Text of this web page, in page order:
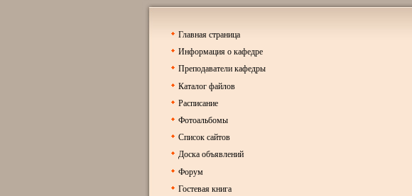
Главная страница
Информация о кафедре
Преподаватели кафедры
Каталог файлов
Расписание
Фотоальбомы
Список сайтов
Доска объявлений
Форум
Гостевая книга